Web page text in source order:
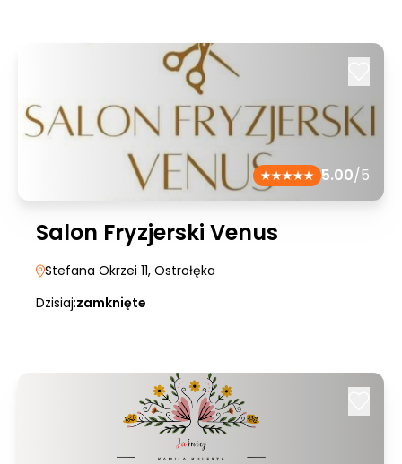
5.00/5
Salon Fryzjerski Venus
Stefana Okrzei 11, Ostrołęka
Dzisiaj:zamknięte